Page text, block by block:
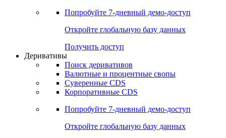
Попробуйте 7-дневный демо-доступ
Откройте глобальную базу данных
Получить доступ
Деривативы
Поиск деривативов
Валютные и процентные свопы
Суверенные CDS
Корпоративные CDS
Попробуйте 7-дневный демо-доступ
Откройте глобальную базу данных